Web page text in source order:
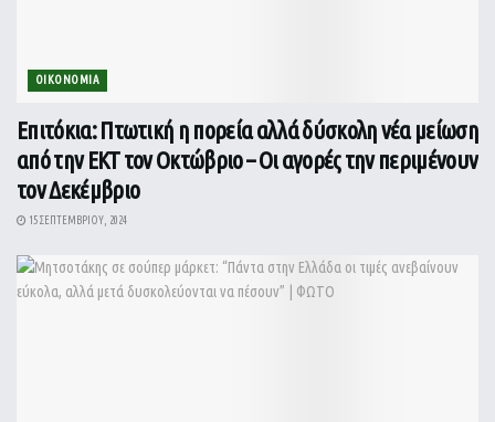
ΟΙΚΟΝΟΜΙΑ
Επιτόκια: Πτωτική η πορεία αλλά δύσκολη νέα μείωση
από την ΕΚΤ τον Οκτώβριο – Οι αγορές την περιμένουν
τον Δεκέμβριο
15 ΣΕΠΤΕΜΒΡΊΟΥ, 2024